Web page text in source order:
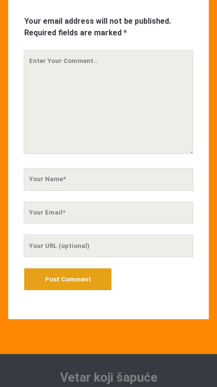
Your email address will not be published.
Required fields are marked *
Vetar koji šapuće